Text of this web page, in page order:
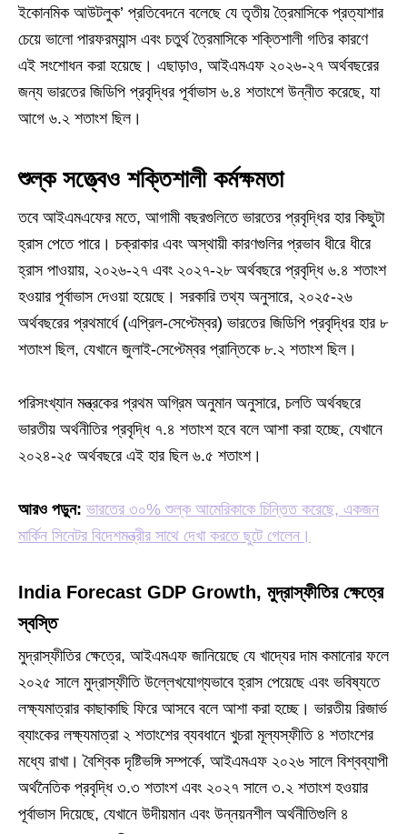
ইকোনমিক আউটলুক’ প্রতিবেদনে বলেছে যে তৃতীয় ত্রৈমাসিকে প্রত্যাশার
চেয়ে ভালো পারফরম্যান্স এবং চতুর্থ ত্রৈমাসিকে শক্তিশালী গতির কারণে
এই সংশোধন করা হয়েছে। এছাড়াও, আইএমএফ ২০২৬-২৭ অর্থবছরের
জন্য ভারতের জিডিপি প্রবৃদ্ধির পূর্বাভাস ৬.৪ শতাংশে উন্নীত করেছে, যা
আগে ৬.২ শতাংশ ছিল।
শুল্ক সত্ত্বেও শক্তিশালী কর্মক্ষমতা
তবে আইএমএফের মতে, আগামী বছরগুলিতে ভারতের প্রবৃদ্ধির হার কিছুটা
হ্রাস পেতে পারে। চক্রাকার এবং অস্থায়ী কারণগুলির প্রভাব ধীরে ধীরে
হ্রাস পাওয়ায়, ২০২৬-২৭ এবং ২০২৭-২৮ অর্থবছরে প্রবৃদ্ধি ৬.৪ শতাংশ
হওয়ার পূর্বাভাস দেওয়া হয়েছে। সরকারি তথ্য অনুসারে, ২০২৫-২৬
অর্থবছরের প্রথমার্ধে (এপ্রিল-সেপ্টেম্বর) ভারতের জিডিপি প্রবৃদ্ধির হার ৮
শতাংশ ছিল, যেখানে জুলাই-সেপ্টেম্বর প্রান্তিকে ৮.২ শতাংশ ছিল।
পরিসংখ্যান মন্ত্রকের প্রথম অগ্রিম অনুমান অনুসারে, চলতি অর্থবছরে
ভারতীয় অর্থনীতির প্রবৃদ্ধি ৭.৪ শতাংশ হবে বলে আশা করা হচ্ছে, যেখানে
২০২৪-২৫ অর্থবছরে এই হার ছিল ৬.৫ শতাংশ।
আরও পড়ুন: ভারতের ৩০% শুল্ক আমেরিকাকে চিন্তিত করেছে, একজন
মার্কিন সিনেটর বিদেশমন্ত্রীর সাথে দেখা করতে ছুটে গেলেন।
India Forecast GDP Growth, মুদ্রাস্ফীতির ক্ষেত্রে
স্বস্তি
মুদ্রাস্ফীতির ক্ষেত্রে, আইএমএফ জানিয়েছে যে খাদ্যের দাম কমানোর ফলে
২০২৫ সালে মুদ্রাস্ফীতি উল্লেখযোগ্যভাবে হ্রাস পেয়েছে এবং ভবিষ্যতে
লক্ষ্যমাত্রার কাছাকাছি ফিরে আসবে বলে আশা করা হচ্ছে। ভারতীয় রিজার্ভ
ব্যাংকের লক্ষ্যমাত্রা ২ শতাংশের ব্যবধানে খুচরা মূল্যস্ফীতি ৪ শতাংশের
মধ্যে রাখা। বৈশ্বিক দৃষ্টিভঙ্গি সম্পর্কে, আইএমএফ ২০২৬ সালে বিশ্বব্যাপী
অর্থনৈতিক প্রবৃদ্ধি ৩.৩ শতাংশ এবং ২০২৭ সালে ৩.২ শতাংশ হওয়ার
পূর্বাভাস দিয়েছে, যেখানে উদীয়মান এবং উন্নয়নশীল অর্থনীতিগুলি ৪